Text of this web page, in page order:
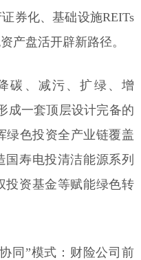
券化、基础设施REITs
产盘活开辟新路径。
碳、减污、扩绿、增
成一套顶层设计完备的
绿色投资全产业链覆盖
寿电投清洁能源系列
投资基金等赋能绿色转
同”模式：财险公司前